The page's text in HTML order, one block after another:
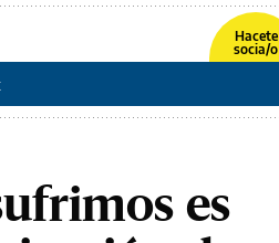
Hacete
socia/o
es